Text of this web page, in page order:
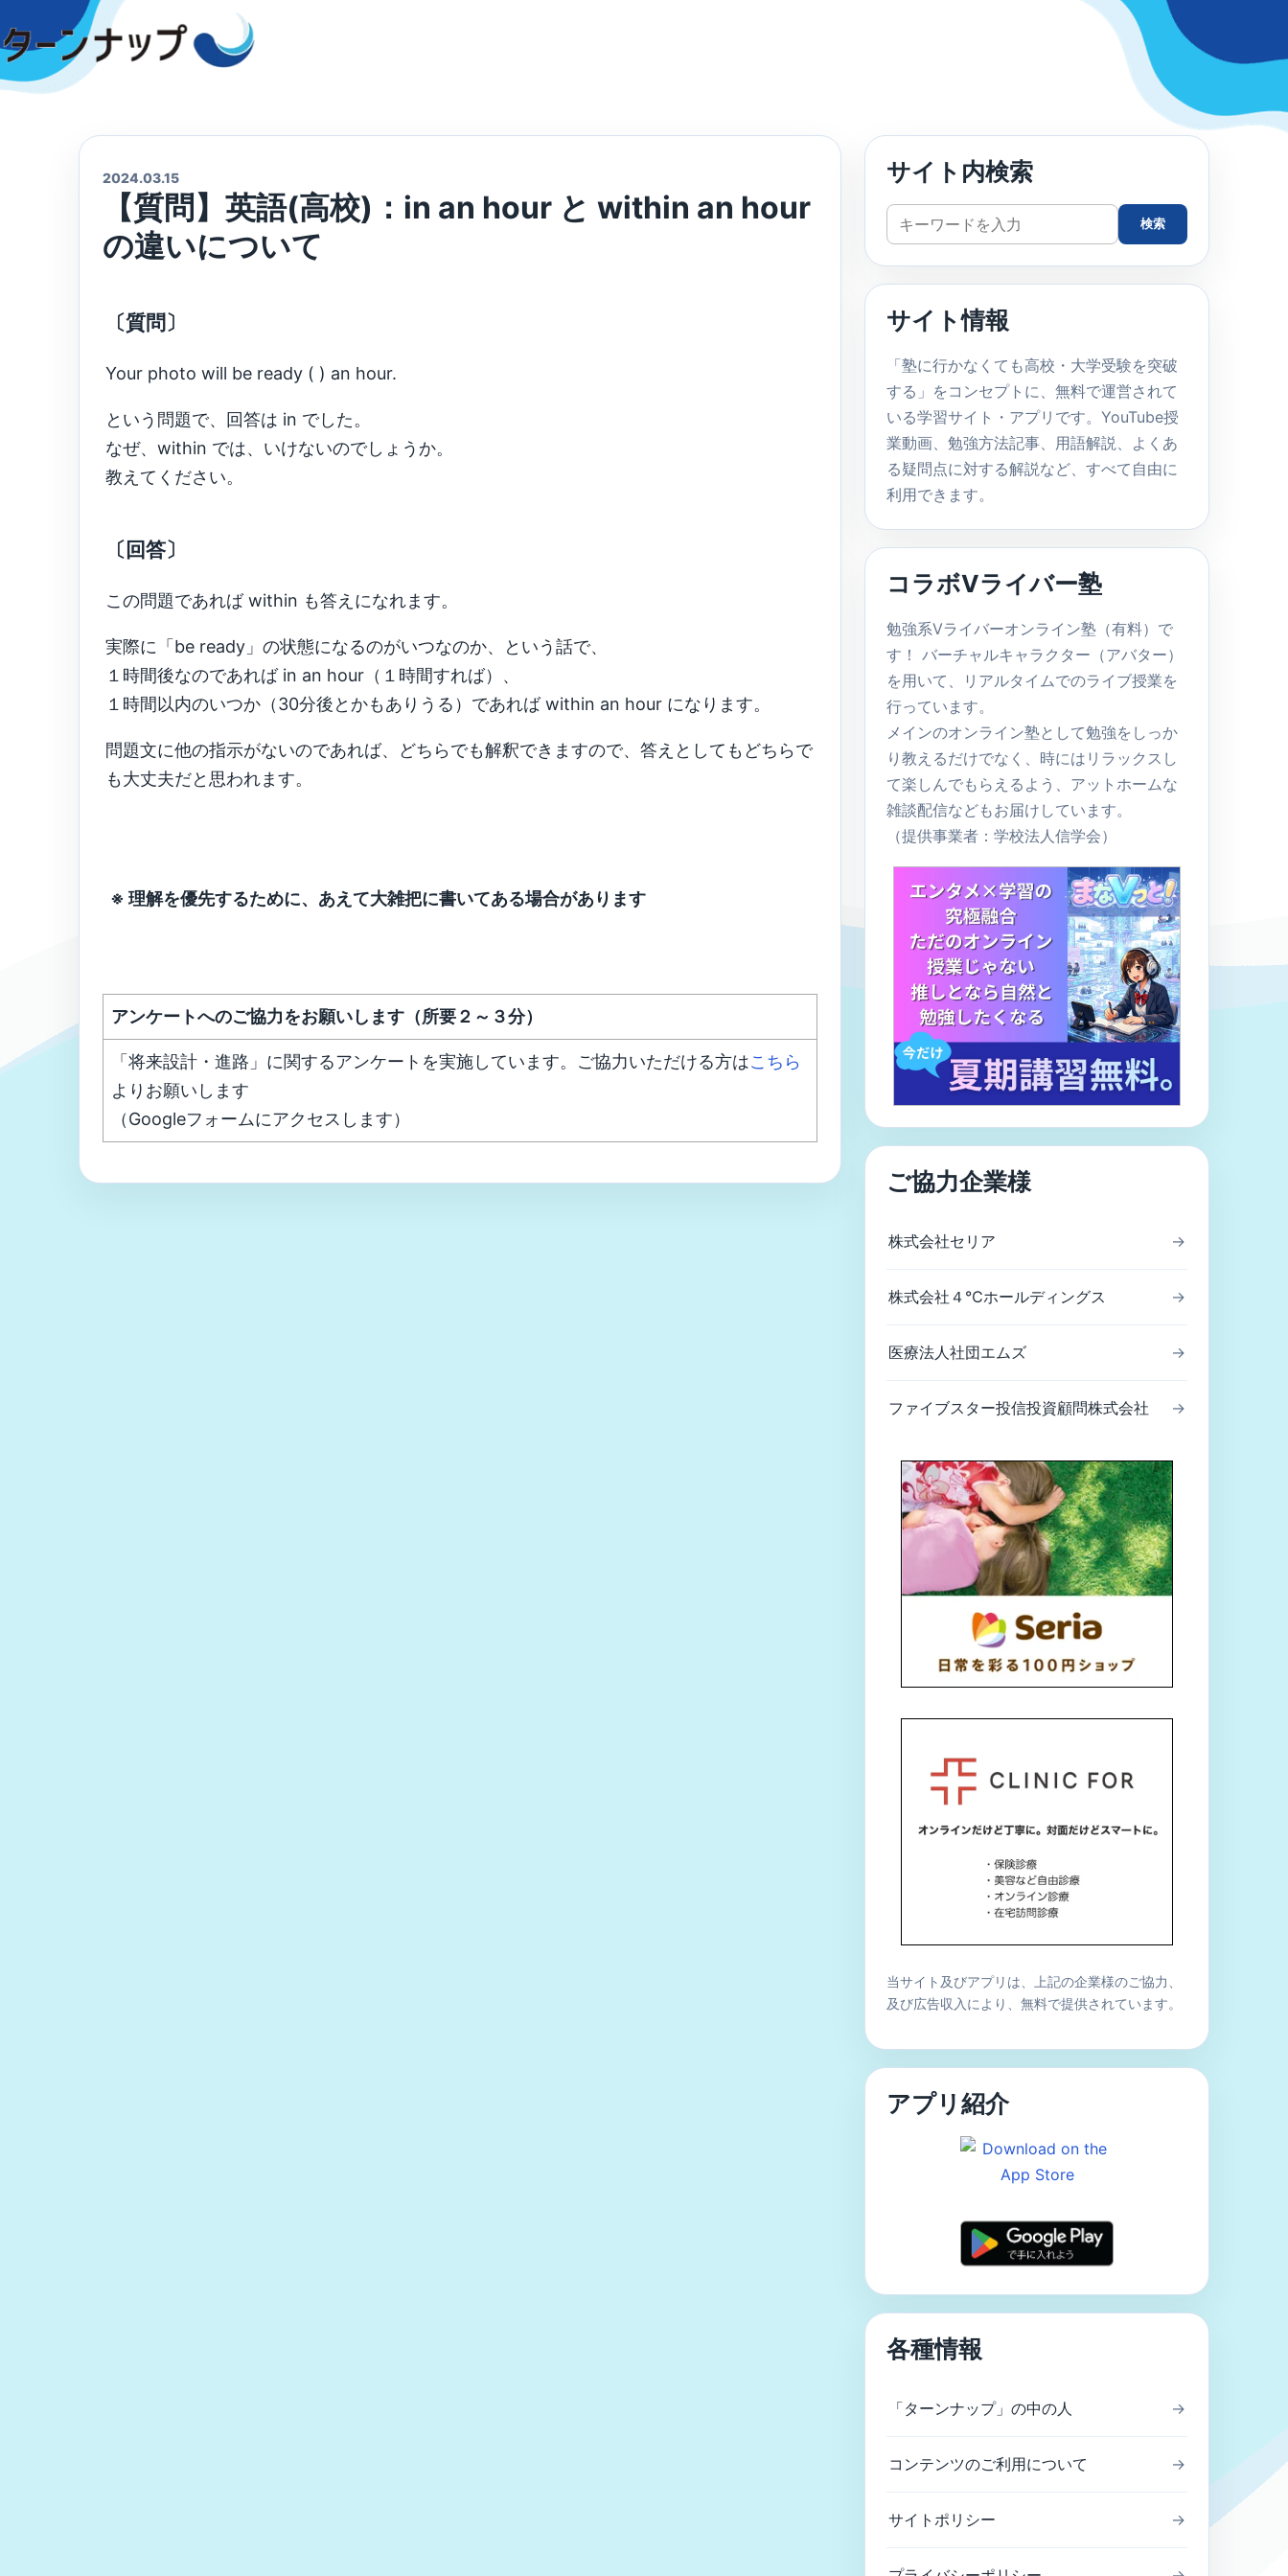
to
content
2024.03.15
【質問】英語(高校)：in an hour と within an hour
の違いについて
〔質問〕
Your photo will be ready ( ) an hour.
という問題で、回答は in でした。
なぜ、within では、いけないのでしょうか。
教えてください。
〔回答〕
この問題であれば within も答えになれます。
実際に「be ready」の状態になるのがいつなのか、という話で、
１時間後なのであれば in an hour（１時間すれば）、
１時間以内のいつか（30分後とかもありうる）であれば within an hour になります。
問題文に他の指示がないのであれば、どちらでも解釈できますので、答えとしてもどちらで
も大丈夫だと思われます。
※ 理解を優先するために、あえて大雑把に書いてある場合があります
アンケートへのご協力をお願いします（所要２～３分）
「将来設計・進路」に関するアンケートを実施しています。ご協力いただける方はこちら
よりお願いします
（Googleフォームにアクセスします）
サイト内検索
サ
イ
ト
検
検索
サイト情報
「塾に行かなくても高校・大学受験を突破
する」をコンセプトに、無料で運営されて
いる学習サイト・アプリです。YouTube授
業動画、勉強方法記事、用語解説、よくあ
る疑問点に対する解説など、すべて自由に
利用できます。
コラボVライバー塾
勉強系Vライバーオンライン塾（有料）で
す！ バーチャルキャラクター（アバター）
を用いて、リアルタイムでのライブ授業を
行っています。
メインのオンライン塾として勉強をしっか
り教えるだけでなく、時にはリラックスし
て楽しんでもらえるよう、アットホームな
雑談配信などもお届けしています。
（提供事業者：学校法人信学会）
ご協力企業様
株式会社セリア →
株式会社４℃ホールディングス →
医療法人社団エムズ →
ファイブスター投信投資顧問株式会社 →
当サイト及びアプリは、上記の企業様のご協力、
及び広告収入により、無料で提供されています。
アプリ紹介
各種情報
「ターンナップ」の中の人 →
コンテンツのご利用について →
サイトポリシー →